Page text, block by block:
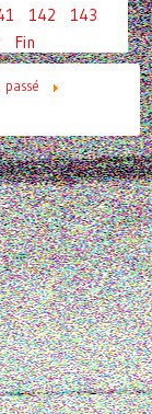
142
143
Fin